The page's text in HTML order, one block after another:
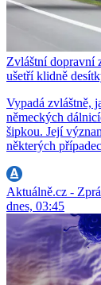
Zvláštní dopravní
ušetří klidně
Vypadá zvláštně,
německých
šipkou. Její
některých
Aktuálně.cz -
dnes, 03:45